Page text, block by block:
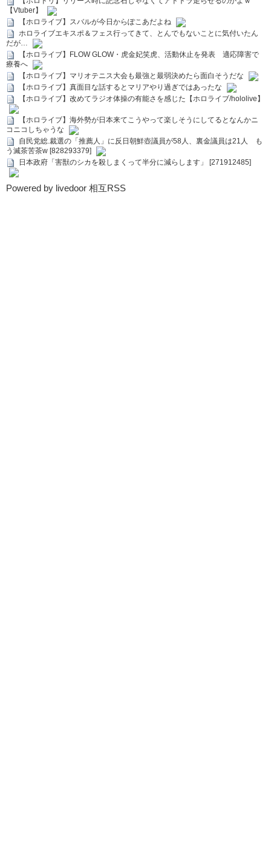
【Vtuber】
【ホロライブ】スバルが今日からぽこあだよね
ホロライブエキスポ＆フェス行ってきて、とんでもないことに気付いたん
だが…
【ホロライブ】FLOW GLOW・虎金妃笑虎、活動休止を発表 適応障害で
療養へ
【ホロライブ】マリオテニス大会も最強と最弱決めたら面白そうだな
【ホロライブ】真面目な話するとマリアやり過ぎではあったな
【ホロライブ】改めてラジオ体操の有能さを感じた【ホロライブ/hololive】
【ホロライブ】海外勢が日本来てこうやって楽しそうにしてるとなんかニ
コニコしちゃうな
自民党総.裁選の「推薦人」に反日朝鮮壺議員が58人、裏金議員は21人 も
う滅茶苦茶w [828293379]
日本政府「害獣のシカを殺しまくって半分に減らします」 [271912485]
Powered by livedoor 相互RSS